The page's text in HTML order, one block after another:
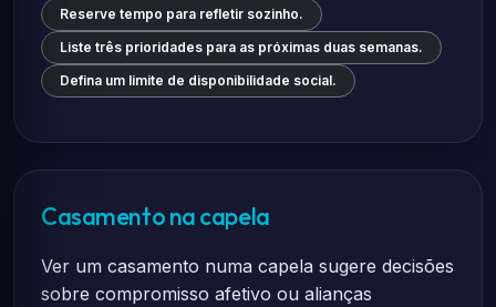
Reserve tempo para refletir sozinho.
Liste três prioridades para as próximas duas semanas.
Defina um limite de disponibilidade social.
Casamento na capela
Ver um casamento numa capela sugere decisões
sobre compromisso afetivo ou alianças